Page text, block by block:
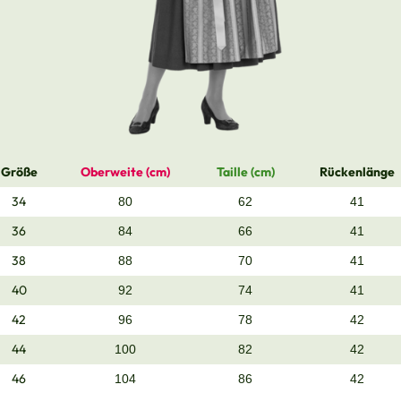
Größe Oberweite (cm) Taille (cm)
Rückenlänge
34
80 62 41
36 84 66 41
38 88 70 41
40 92 74 41
42 96 78 42
44 100 82 42
46 104 86 42